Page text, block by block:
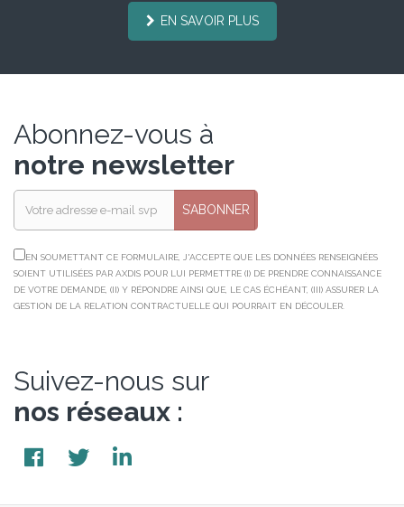
EN SAVOIR PLUS
Abonnez-vous à
notre newsletter
S’ABONNER
EN SOUMETTANT CE FORMULAIRE, J'ACCEPTE QUE LES DONNÉES RENSEIGNÉES
SOIENT UTILISÉES PAR AXDIS POUR LUI PERMETTRE (I) DE PRENDRE CONNAISSANCE
DE VOTRE DEMANDE, (II) Y RÉPONDRE AINSI QUE, LE CAS ÉCHÉANT, (III) ASSURER LA
GESTION DE LA RELATION CONTRACTUELLE QUI POURRAIT EN DÉCOULER.
Suivez-nous sur
nos réseaux :